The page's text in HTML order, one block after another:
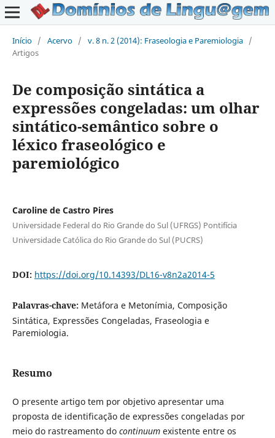
Início / Acervo / v. 8 n. 2 (2014): Fraseologia e Paremiologia /
Artigos
De composição sintática a
expressões congeladas: um olhar
sintático-semântico sobre o
léxico fraseológico e
paremiológico
Caroline de Castro Pires
Universidade Federal do Rio Grande do Sul (UFRGS) Pontifícia
Universidade Católica do Rio Grande do Sul (PUCRS)
DOI: https://doi.org/10.14393/DL16-v8n2a2014-5
Palavras-chave: Metáfora e Metonímia, Composição
Sintática, Expressões Congeladas, Fraseologia e
Paremiologia.
Resumo
O presente artigo tem por objetivo apresentar uma
proposta de identificação de expressões congeladas por
meio do rastreamento do continuumexistente entre os